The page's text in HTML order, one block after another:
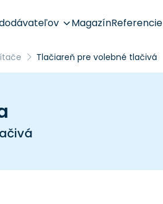
MagazínReferencie
Tlačiareň pre volebné tlačivá